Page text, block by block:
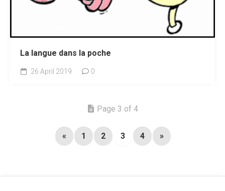
La langue dans la poche
26 April 2019 0
Page 3 of 4
« 1 2 3 4 »